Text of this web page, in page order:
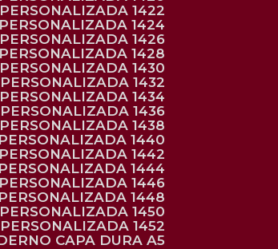
1422
1424
1426
1428
1430
1432
1434
1436
1438
1440
1442
1444
1446
1448
1450
1452
CAPA DURA A5